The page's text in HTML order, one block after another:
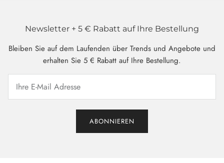
Newsletter + 5 € Rabatt auf Ihre Bestellung
Bleiben Sie auf dem Laufenden über Trends und Angebote und
erhalten Sie 5 € Rabatt auf Ihre Bestellung.
ABONNIEREN